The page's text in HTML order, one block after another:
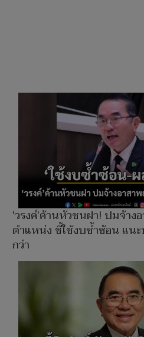
'วรงค์'ค้านหัวชนฝา! ปมจ้าง
ตำแหน่ง ชี้ใช้งบซ้ำซ้อน แน
กว่า